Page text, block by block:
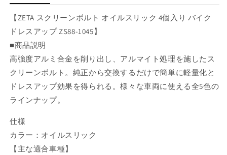
ル
ス
リ
ッ
ク
4
個
入
り
数
量
を
ル
ス
リ
4
個
入
量
【ZETA スクリーンボルト オイルスリック 4個入り バイク
ドレスアップ ZS88-1045】
■商品説明
高強度アルミ合金を削り出し、アルマイト処理を施したス
クリーンボルト。純正から交換するだけで簡単に軽量化と
ドレスアップ効果を得られる。様々な車両に使える全5色の
ラインナップ。
仕様
カラー：オイルスリック
【主な適合車種】